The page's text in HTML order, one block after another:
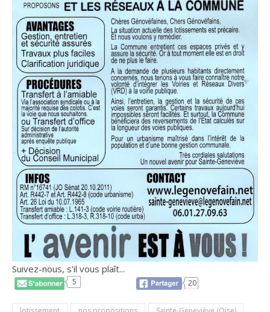
Suivez-nous, s'il vous plaît...
5 20